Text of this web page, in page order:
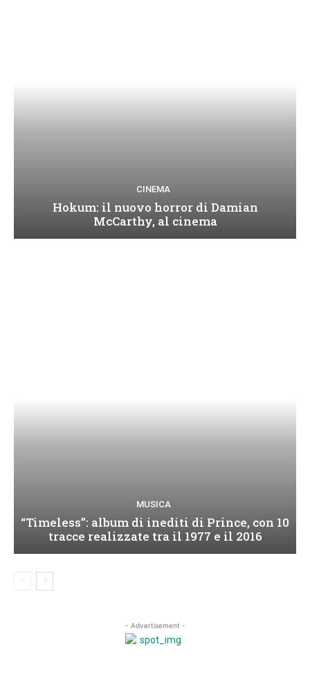
CINEMA
Hokum: il nuovo horror di Damian
McCarthy, al cinema
MUSICA
“Timeless”: album di inediti di Prince, con 10
tracce realizzate tra il 1977 e il 2016
- Advertisement -